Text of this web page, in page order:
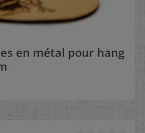
en métal pour hang